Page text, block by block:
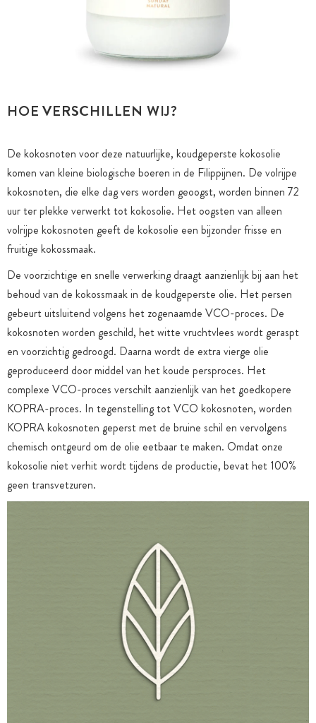
HOE VERSCHILLEN WIJ?
De kokosnoten voor deze natuurlijke, koudgeperste kokosolie
komen van kleine biologische boeren in de Filippijnen. De volrijpe
kokosnoten, die elke dag vers worden geoogst, worden binnen 72
uur ter plekke verwerkt tot kokosolie. Het oogsten van alleen
volrijpe kokosnoten geeft de kokosolie een bijzonder frisse en
fruitige kokossmaak.
De voorzichtige en snelle verwerking draagt aanzienlijk bij aan het
behoud van de kokossmaak in de koudgeperste olie. Het persen
gebeurt uitsluitend volgens het zogenaamde VCO-proces. De
kokosnoten worden geschild, het witte vruchtvlees wordt geraspt
en voorzichtig gedroogd. Daarna wordt de extra vierge olie
geproduceerd door middel van het koude persproces. Het
complexe VCO-proces verschilt aanzienlijk van het goedkopere
KOPRA-proces. In tegenstelling tot VCO kokosnoten, worden
KOPRA kokosnoten geperst met de bruine schil en vervolgens
chemisch ontgeurd om de olie eetbaar te maken. Omdat onze
kokosolie niet verhit wordt tijdens de productie, bevat het 100%
geen transvetzuren.